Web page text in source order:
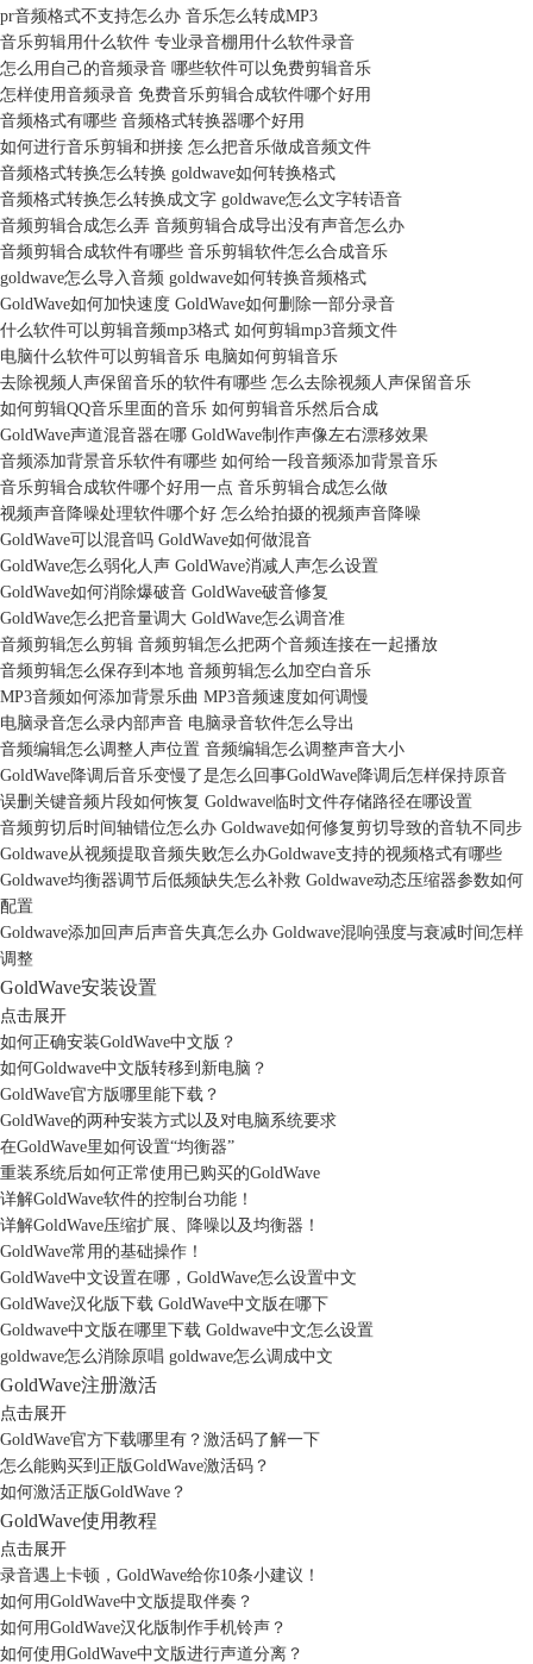
pr音频格式不支持怎么办 音乐怎么转成MP3
音乐剪辑用什么软件 专业录音棚用什么软件录音
怎么用自己的音频录音 哪些软件可以免费剪辑音乐
怎样使用音频录音 免费音乐剪辑合成软件哪个好用
音频格式有哪些 音频格式转换器哪个好用
如何进行音乐剪辑和拼接 怎么把音乐做成音频文件
音频格式转换怎么转换 goldwave如何转换格式
音频格式转换怎么转换成文字 goldwave怎么文字转语音
音频剪辑合成怎么弄 音频剪辑合成导出没有声音怎么办
音频剪辑合成软件有哪些 音乐剪辑软件怎么合成音乐
goldwave怎么导入音频 goldwave如何转换音频格式
GoldWave如何加快速度 GoldWave如何删除一部分录音
什么软件可以剪辑音频mp3格式 如何剪辑mp3音频文件
电脑什么软件可以剪辑音乐 电脑如何剪辑音乐
去除视频人声保留音乐的软件有哪些 怎么去除视频人声保留音乐
如何剪辑QQ音乐里面的音乐 如何剪辑音乐然后合成
GoldWave声道混音器在哪 GoldWave制作声像左右漂移效果
音频添加背景音乐软件有哪些 如何给一段音频添加背景音乐
音乐剪辑合成软件哪个好用一点 音乐剪辑合成怎么做
视频声音降噪处理软件哪个好 怎么给拍摄的视频声音降噪
GoldWave可以混音吗 GoldWave如何做混音
GoldWave怎么弱化人声 GoldWave消减人声怎么设置
GoldWave如何消除爆破音 GoldWave破音修复
GoldWave怎么把音量调大 GoldWave怎么调音准
音频剪辑怎么剪辑 音频剪辑怎么把两个音频连接在一起播放
音频剪辑怎么保存到本地 音频剪辑怎么加空白音乐
MP3音频如何添加背景乐曲 MP3音频速度如何调慢
电脑录音怎么录内部声音 电脑录音软件怎么导出
音频编辑怎么调整人声位置 音频编辑怎么调整声音大小
GoldWave降调后音乐变慢了是怎么回事GoldWave降调后怎样保持原音
误删关键音频片段如何恢复 Goldwave临时文件存储路径在哪设置
音频剪切后时间轴错位怎么办 Goldwave如何修复剪切导致的音轨不同步
Goldwave从视频提取音频失败怎么办Goldwave支持的视频格式有哪些
Goldwave均衡器调节后低频缺失怎么补救 Goldwave动态压缩器参数如何
配置
Goldwave添加回声后声音失真怎么办 Goldwave混响强度与衰减时间怎样
调整
GoldWave安装设置
点击展开
如何正确安装GoldWave中文版？
如何Goldwave中文版转移到新电脑？
GoldWave官方版哪里能下载？
GoldWave的两种安装方式以及对电脑系统要求
在GoldWave里如何设置“均衡器”
重装系统后如何正常使用已购买的GoldWave
详解GoldWave软件的控制台功能！
详解GoldWave压缩扩展、降噪以及均衡器！
GoldWave常用的基础操作！
GoldWave中文设置在哪，GoldWave怎么设置中文
GoldWave汉化版下载 GoldWave中文版在哪下
Goldwave中文版在哪里下载 Goldwave中文怎么设置
goldwave怎么消除原唱 goldwave怎么调成中文
GoldWave注册激活
点击展开
GoldWave官方下载哪里有？激活码了解一下
怎么能购买到正版GoldWave激活码？
如何激活正版GoldWave？
GoldWave使用教程
点击展开
录音遇上卡顿，GoldWave给你10条小建议！
如何用GoldWave中文版提取伴奏？
如何用GoldWave汉化版制作手机铃声？
如何使用GoldWave中文版进行声道分离？